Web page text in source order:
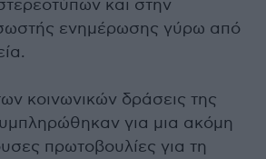
και στην
ενημέρωσης γύρω από
κοινωνικών δράσεις της
για μια ακόμη
πρωτοβουλίες για τη